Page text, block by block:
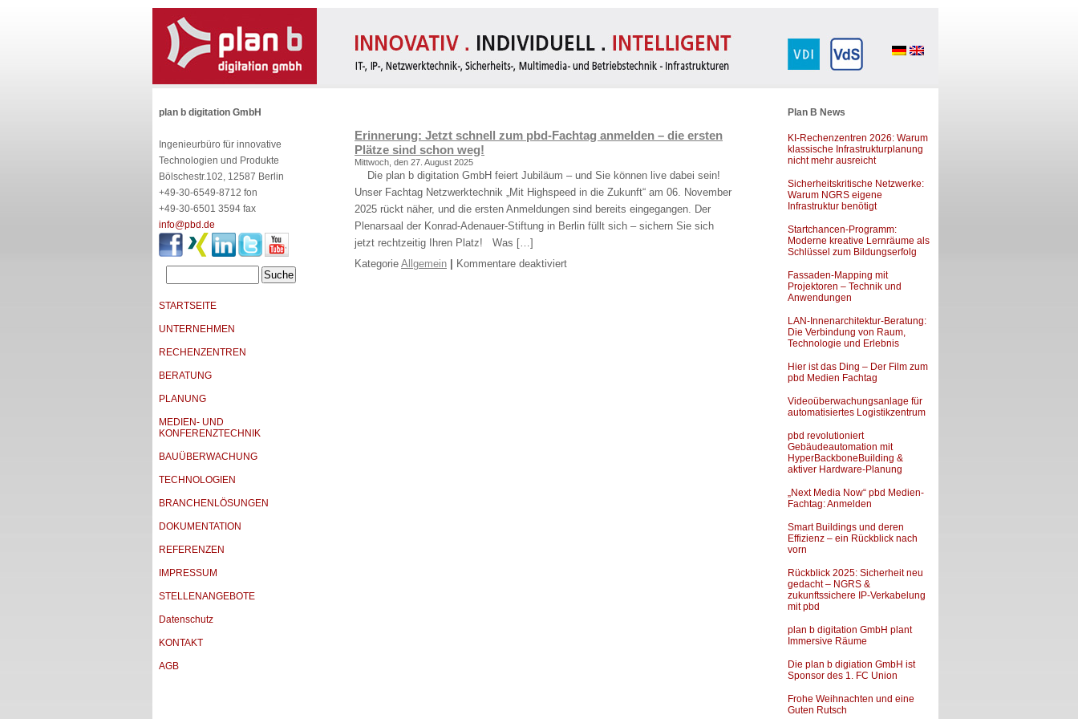
plan b digitation GmbH
Ingenieurbüro für innovative
Technologien und Produkte
Bölschestr.102, 12587 Berlin
+49-30-6549-8712 fon
+49-30-6501 3594 fax
info@pbd.de
STARTSEITE
UNTERNEHMEN
RECHENZENTREN
BERATUNG
PLANUNG
MEDIEN- UND
KONFERENZTECHNIK
BAUÜBERWACHUNG
TECHNOLOGIEN
BRANCHENLÖSUNGEN
DOKUMENTATION
REFERENZEN
IMPRESSUM
STELLENANGEBOTE
Datenschutz
KONTAKT
AGB
Plan B News
KI-Rechenzentren 2026: Warum
klassische Infrastrukturplanung
nicht mehr ausreicht
Sicherheitskritische Netzwerke:
Warum NGRS eigene
Infrastruktur benötigt
Startchancen-Programm:
Moderne kreative Lernräume als
Schlüssel zum Bildungserfolg
Fassaden-Mapping mit
Projektoren – Technik und
Anwendungen
LAN-Innenarchitektur-Beratung:
Die Verbindung von Raum,
Technologie und Erlebnis
Hier ist das Ding – Der Film zum
pbd Medien Fachtag
Videoüberwachungsanlage für
automatisiertes Logistikzentrum
pbd revolutioniert
Gebäudeautomation mit
HyperBackboneBuilding &
aktiver Hardware-Planung
„Next Media Now“ pbd Medien-
Fachtag: Anmelden
Smart Buildings und deren
Effizienz – ein Rückblick nach
vorn
Rückblick 2025: Sicherheit neu
gedacht – NGRS &
zukunftssichere IP-Verkabelung
mit pbd
plan b digitation GmbH plant
Immersive Räume
Die plan b digiation GmbH ist
Sponsor des 1. FC Union
Frohe Weihnachten und eine
Guten Rutsch
Erinnerung: Jetzt schnell zum pbd-Fachtag anmelden – die ersten
Plätze sind schon weg!
Mittwoch, den 27. August 2025
Die plan b digitation GmbH feiert Jubiläum – und Sie können live dabei sein!
Unser Fachtag Netzwerktechnik „Mit Highspeed in die Zukunft“ am 06. November
2025 rückt näher, und die ersten Anmeldungen sind bereits eingegangen. Der
Plenarsaal der Konrad-Adenauer-Stiftung in Berlin füllt sich – sichern Sie sich
jetzt rechtzeitig Ihren Platz! Was […]
Kategorie Allgemein Kommentare deaktiviertfür